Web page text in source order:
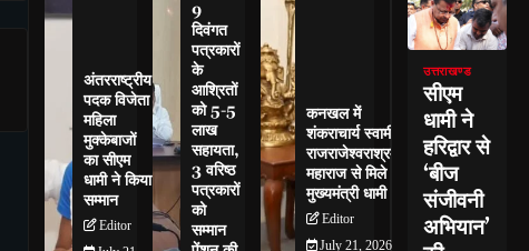
अंतरराष्ट्रीय
पदक विजेता
महिला
मुक्केबाजों
का सीएम
धामी ने किया
सम्मान
Editor
9
दिवंगत
पत्रकारों
के
आश्रितों
को 5-5
लाख
सहायता,
3 वरिष्ठ
पत्रकारों
को
सम्मान
कनखल में
शंकराचार्य स्वामी
राजराजेश्वराश्रम
महाराज से मिले
मुख्यमंत्री धामी
Editor
July 21, 2026
उत्तराखण्ड
सीएम
धामी ने
हरिद्वार से
‘बीज
संजीवनी
अभियान’